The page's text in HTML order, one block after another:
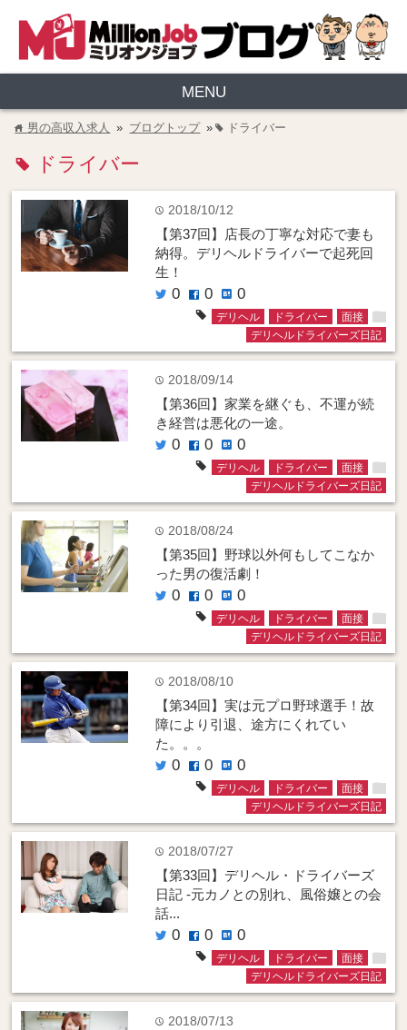
MENU
home 男の高収入求人 » ブログトップ » tag ドライバー
tag ドライバー
time 2018/10/12
【第37回】店長の丁寧な対応で妻も
納得。デリヘルドライバーで起死回
生！
twitter 0 facebook 0 hatenabookmark 0
tag デリヘル ドライバー 面接 folder
デリヘルドライバーズ日記
time 2018/09/14
【第36回】家業を継ぐも、不運が続
き経営は悪化の一途。
twitter 0 facebook 0 hatenabookmark 0
tag デリヘル ドライバー 面接 folder
デリヘルドライバーズ日記
time 2018/08/24
【第35回】野球以外何もしてこなか
った男の復活劇！
twitter 0 facebook 0 hatenabookmark 0
tag デリヘル ドライバー 面接 folder
デリヘルドライバーズ日記
time 2018/08/10
【第34回】実は元プロ野球選手！故
障により引退、途方にくれてい
た。。。
twitter 0 facebook 0 hatenabookmark 0
tag デリヘル ドライバー 面接 folder
デリヘルドライバーズ日記
time 2018/07/27
【第33回】デリヘル・ドライバーズ
日記 -元カノとの別れ、風俗嬢との会
話...
twitter 0 facebook 0 hatenabookmark 0
tag デリヘル ドライバー 面接 folder
デリヘルドライバーズ日記
time 2018/07/13